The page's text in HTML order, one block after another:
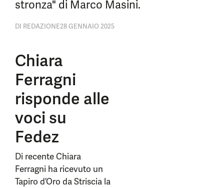
stronza" di Marco Masini.
DI REDAZIONE28 GENNAIO 2025
Chiara
Ferragni
risponde alle
voci su
Fedez
Di recente Chiara
Ferragni ha ricevuto un
Tapiro d’Oro da Striscia la